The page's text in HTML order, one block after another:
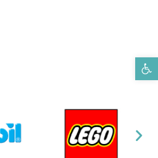
פתח סרגל נגישות